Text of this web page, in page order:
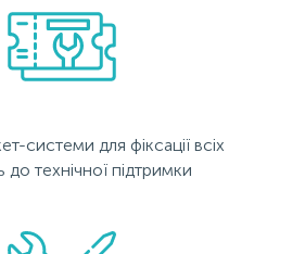
системи для фіксації всіх
до технічної підтримки